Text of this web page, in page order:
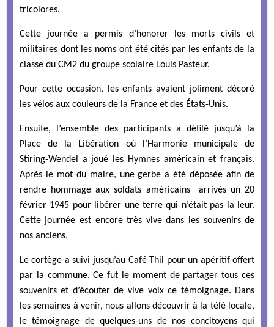
tricolores.
Cette journée a permis d’honorer les morts civils et
militaires dont les noms ont été cités par les enfants de la
classe du CM2 du groupe scolaire Louis Pasteur.
Pour cette occasion, les enfants avaient joliment décoré
les vélos aux couleurs de la France et des États-Unis.
Ensuite, l’ensemble des participants a défilé jusqu’à la
Place de la Libération où l’Harmonie municipale de
Stiring-Wendel a joué les Hymnes américain et français.
Après le mot du maire, une gerbe a été déposée afin de
rendre hommage aux soldats américains arrivés un 20
février 1945 pour libérer une terre qui n’était pas la leur.
Cette journée est encore très vive dans les souvenirs de
nos anciens.
Le cortège a suivi jusqu’au Café Thil pour un apéritif offert
par la commune. Ce fut le moment de partager tous ces
souvenirs et d’écouter de vive voix ce témoignage. Dans
les semaines à venir, nous allons découvrir à la télé locale,
le témoignage de quelques-uns de nos concitoyens qui